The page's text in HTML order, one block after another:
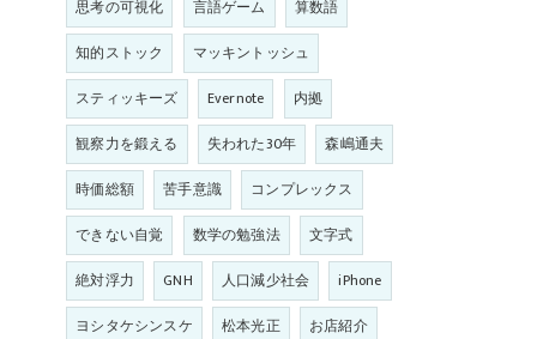
思考の可視化
言語ゲーム
算数語
知的ストック
マッキントッシュ
スティッキーズ
Evernote
内拠
観察力を鍛える
失われた30年
森嶋通夫
時価総額
苦手意識
コンプレックス
できない自覚
数学の勉強法
文字式
絶対浮力
GNH 人口減少社会
iPhone
ヨシタケシンスケ
松本光正
お店紹介